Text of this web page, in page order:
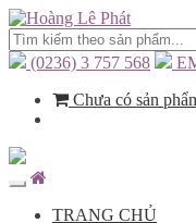
(0236) 3 757 568
Chưa có sản
TRANG CHỦ